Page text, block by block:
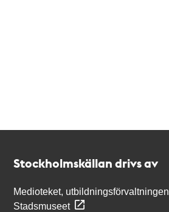
Stockholmskällan drivs av
Medioteket, utbildningsförvaltningen
Stadsmuseet